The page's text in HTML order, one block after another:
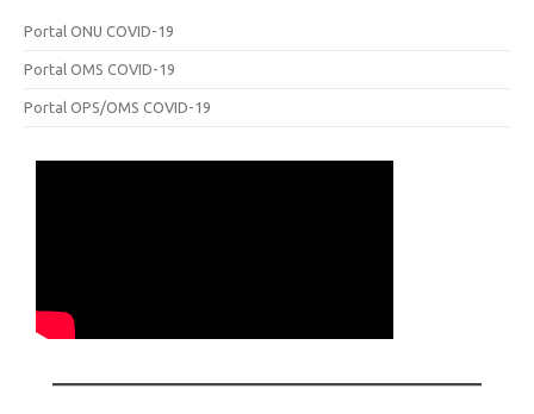
Portal ONU COVID-19
Portal OMS COVID-19
Portal OPS/OMS COVID-19